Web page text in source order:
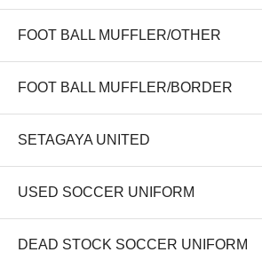
FOOT BALL MUFFLER/OTHER
FOOT BALL MUFFLER/BORDER
SETAGAYA UNITED
USED SOCCER UNIFORM
DEAD STOCK SOCCER UNIFORM